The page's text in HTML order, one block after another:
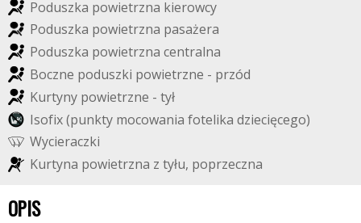
Poduszka powietrzna kierowcy
Poduszka powietrzna pasażera
Poduszka powietrzna centralna
Boczne poduszki powietrzne - przód
Kurtyny powietrzne - tył
Isofix(punkty mocowania fotelika dziecięcego)
Wycieraczki
Kurtyna powietrzna z tyłu, poprzeczna
OPIS